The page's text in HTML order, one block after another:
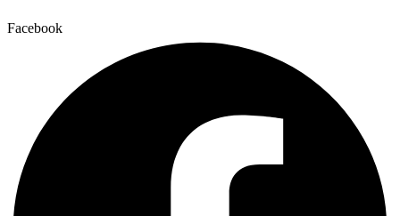
Facebook